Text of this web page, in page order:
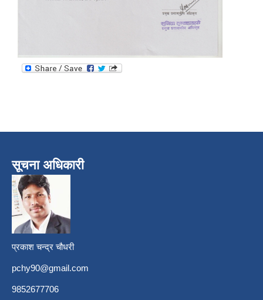
सूचना अधिकारी
प्रकाश चन्द्र चौधरी
pchy90@gmail.com
9852677706